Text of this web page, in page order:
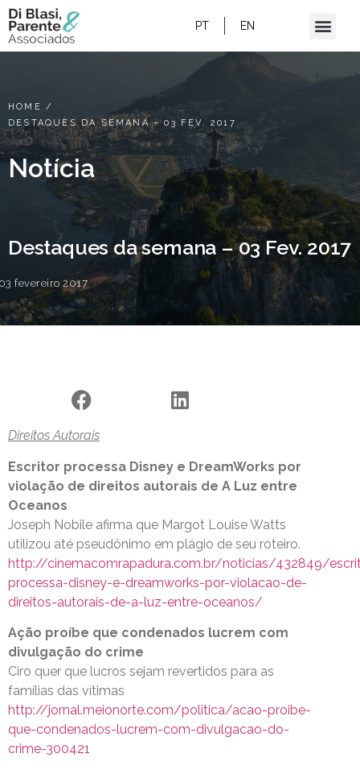
PT EN
HOME /
DESTAQUES DA SEMANA – 03 FEV. 2017
Notícia
Destaques da semana – 03 Fev. 2017
fevereiro 2017
Direitos Autorais
Escritor processa Disney e DreamWorks por
violação de direitos autorais de A Luz entre
Oceanos
Joseph Nobile afirma que Margot Louise Watts
utilizou até pseudônimo em plágio de seu roteiro.
http://cinemacomrapadura.com.br/noticias/432849/
processa-disney-e-dreamworks-por-violacao-de-
direitos-autorais-de-a-luz-entre-oceanos/
Ação proíbe que condenados lucrem com
divulgação do crime
Ciro quer que lucros sejam revertidos para as
famílias das vítimas
http://jornal.meionorte.com/politica/acao-proibe-
que-condenados-lucrem-com-divulgacao-do-
crime-300421